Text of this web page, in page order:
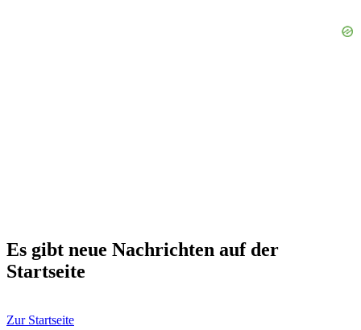
Es gibt neue Nachrichten auf der
Startseite
Zur Startseite